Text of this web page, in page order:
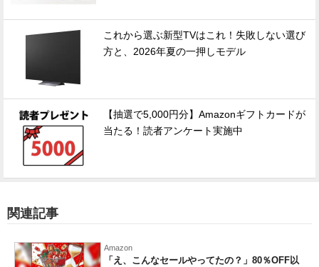
これから選ぶ新型TVはこれ！失敗しない選び
方と、2026年夏の一押しモデル
【抽選で5,000円分】Amazonギフトカードが
当たる！読者アンケート実施中
関連記事
Amazon
「え、こんなセールやってたの？」80％OFF以